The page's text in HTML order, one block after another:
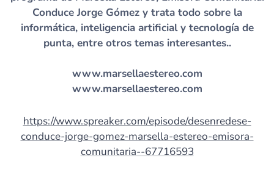
Conduce Jorge Gómez y trata todo sobre la
informática, inteligencia artificial y tecnología de
punta, entre otros temas interesantes..
www.marsellaestereo.com
www.marsellaestereo.com
https://www.spreaker.com/episode/desenredese-
conduce-jorge-gomez-marsella-estereo-emisora-
comunitaria--67716593